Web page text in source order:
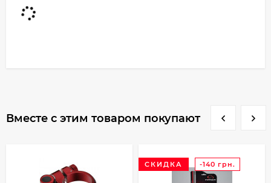
Вместе с этим товаром покупают
СКИДКА -140 грн.